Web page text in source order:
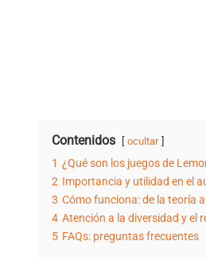
Contenidos ocultar
1 ¿Qué son los juegos de
2 Importancia y utilidad en el
3 Cómo funciona: de la teoría
4 Atención a la diversidad y el
5 FAQs: preguntas frecuentes